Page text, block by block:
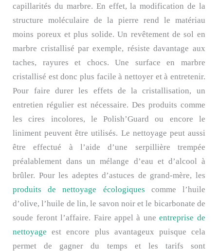
capillarités du marbre. En effet, la modification de la
structure moléculaire de la pierre rend le matériau
moins poreux et plus solide. Un revêtement de sol en
marbre cristallisé par exemple, résiste davantage aux
taches, rayures et chocs. Une surface en marbre
cristallisé est donc plus facile à nettoyer et à entretenir.
Pour faire durer les effets de la cristallisation, un
entretien régulier est nécessaire. Des produits comme
les cires incolores, le Polish’Guard ou encore le
liniment peuvent être utilisés. Le nettoyage peut aussi
être effectué à l’aide d’une serpillière trempée
préalablement dans un mélange d’eau et d’alcool à
brûler. Pour les adeptes d’astuces de grand-mère, les
produits de nettoyage écologiques comme l’huile
d’olive, l’huile de lin, le savon noir et le bicarbonate de
soude feront l’affaire. Faire appel à uneentreprise de
nettoyage est encore plus avantageux puisque cela
permet de gagner du temps et les tarifs sont